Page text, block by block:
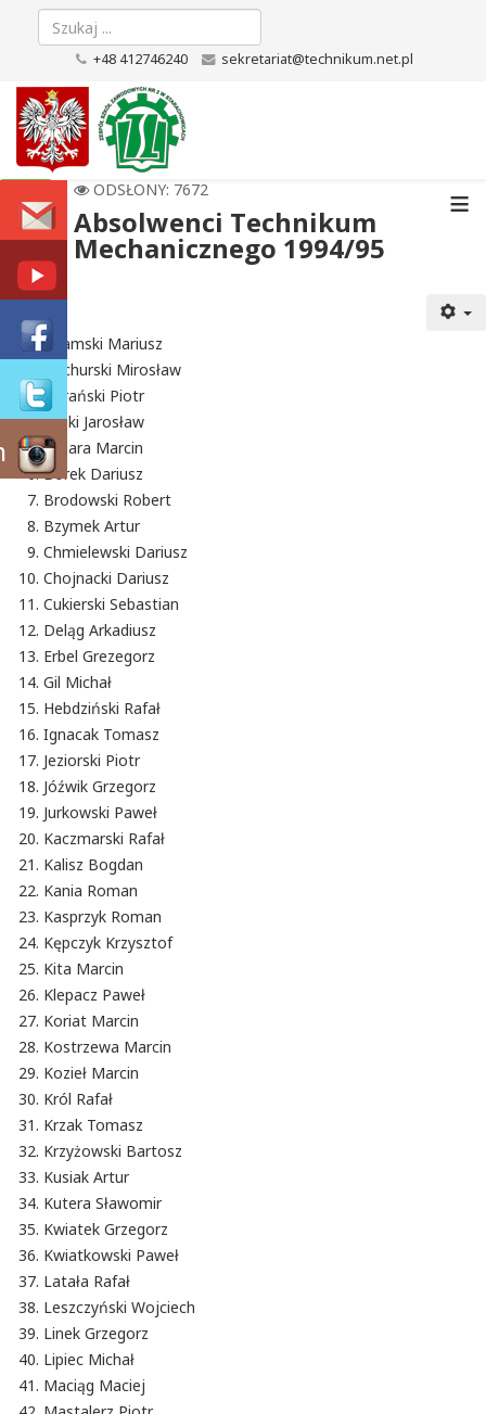
+48 412746240 sekretariat@technikum.net.pl
≡
ODSŁONY: 7672
Absolwenci Technikum
Mechanicznego 1994/95
Adamski Mariusz
Bachurski Mirosław
Barański Piotr
Bilski Jarosław
Bojara Marcin
Borek Dariusz
Brodowski Robert
Bzymek Artur
Chmielewski Dariusz
Chojnacki Dariusz
Cukierski Sebastian
Deląg Arkadiusz
Erbel Grezegorz
Gil Michał
Hebdziński Rafał
Ignacak Tomasz
Jeziorski Piotr
Jóźwik Grzegorz
Jurkowski Paweł
Kaczmarski Rafał
Kalisz Bogdan
Kania Roman
Kasprzyk Roman
Kępczyk Krzysztof
Kita Marcin
Klepacz Paweł
Koriat Marcin
Kostrzewa Marcin
Kozieł Marcin
Król Rafał
Krzak Tomasz
Krzyżowski Bartosz
Kusiak Artur
Kutera Sławomir
Kwiatek Grzegorz
Kwiatkowski Paweł
Latała Rafał
Leszczyński Wojciech
Linek Grzegorz
Lipiec Michał
Maciąg Maciej